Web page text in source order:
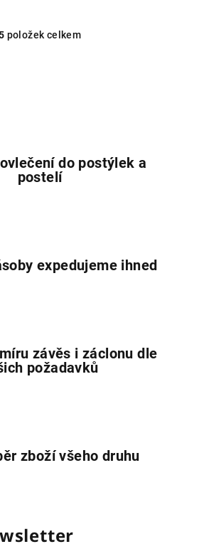
O
í
p
ý
položek celkem
do postýlek a
postelí
expedujeme ihned
závěs i záclonu dle
požadavků
zboží všeho druhu